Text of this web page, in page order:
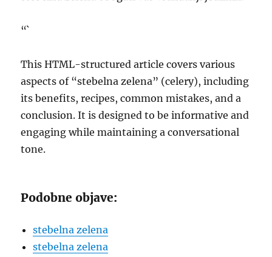
“`
This HTML-structured article covers various
aspects of “stebelna zelena” (celery), including
its benefits, recipes, common mistakes, and a
conclusion. It is designed to be informative and
engaging while maintaining a conversational
tone.
Podobne objave:
stebelna zelena
stebelna zelena